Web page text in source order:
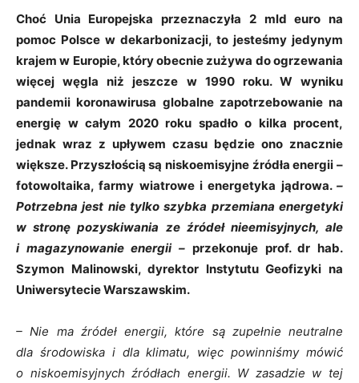
Choć Unia Europejska przeznaczyła 2 mld euro na
pomoc Polsce w dekarbonizacji, to jesteśmy jedynym
krajem w Europie, który obecnie zużywa do ogrzewania
więcej węgla niż jeszcze w 1990 roku. W wyniku
pandemii koronawirusa globalne zapotrzebowanie na
energię w całym 2020 roku spadło o kilka procent,
jednak wraz z upływem czasu będzie ono znacznie
większe. Przyszłością są niskoemisyjne źródła energii –
fotowoltaika, farmy wiatrowe i energetyka jądrowa. –
Potrzebna jest nie tylko szybka przemiana energetyki
w stronę pozyskiwania ze źródeł nieemisyjnych, ale
i magazynowanie energii – przekonuje prof. dr hab.
Szymon Malinowski, dyrektor Instytutu Geofizyki na
Uniwersytecie Warszawskim.
– Nie ma źródeł energii, które są zupełnie neutralne
dla środowiska i dla klimatu, więc powinniśmy mówić
o niskoemisyjnych źródłach energii. W zasadzie w tej